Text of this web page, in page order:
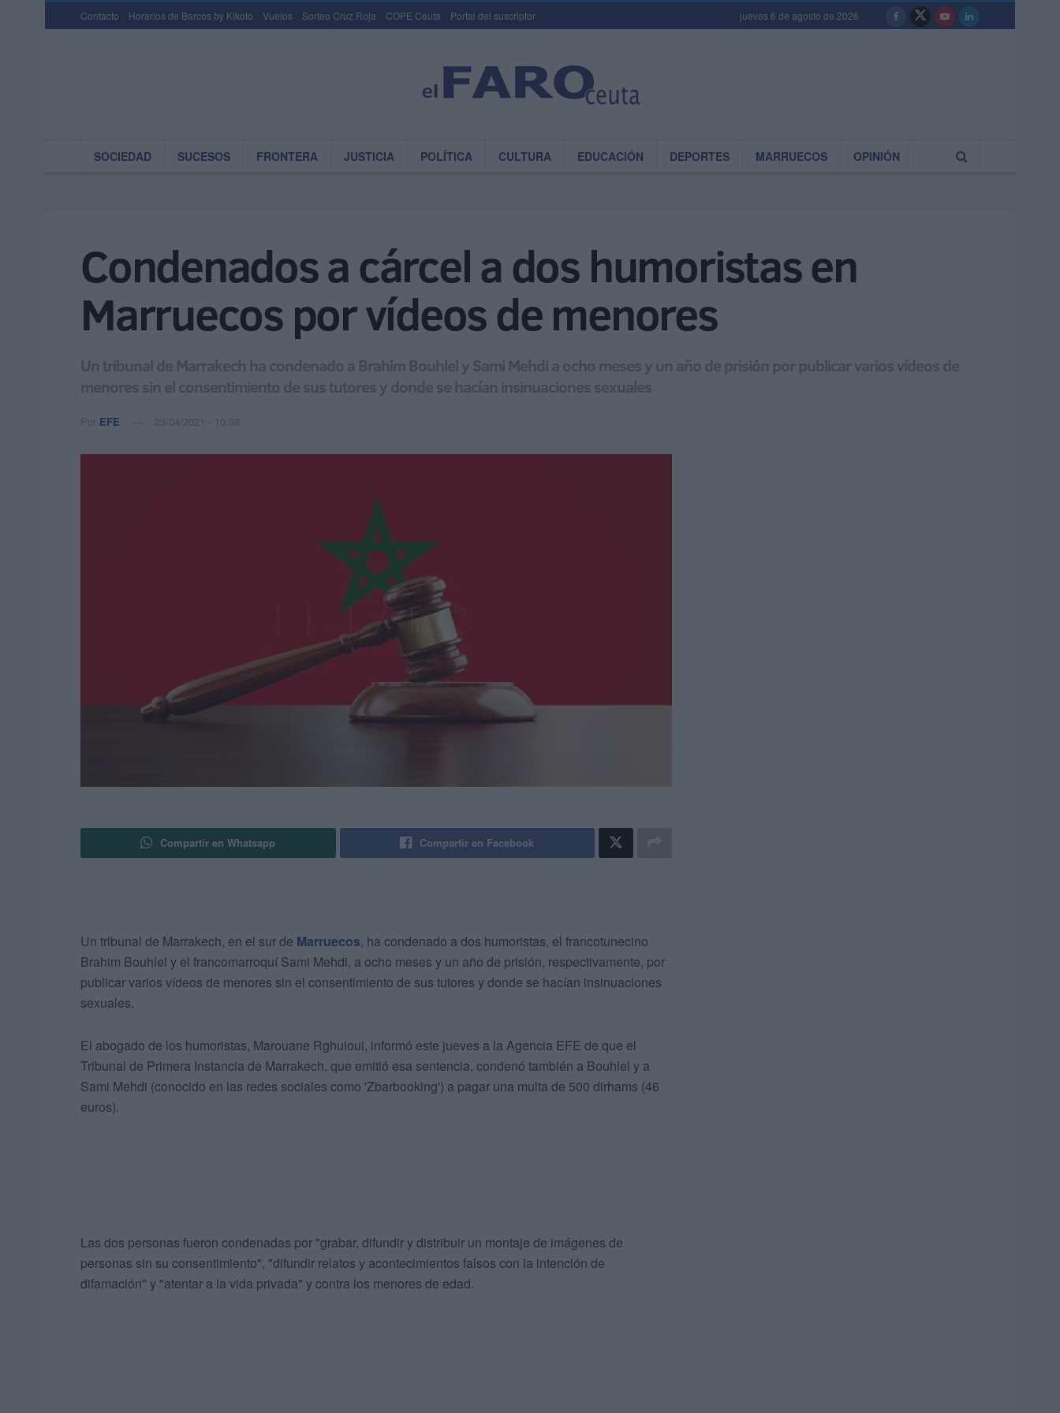
Contacto Horarios de Barcos by Kikoto Vuelos Sorteo Cruz Roja COPE Ceuta Portal del suscriptor jueves 6 de agosto de 2026
SOCIEDAD SUCESOS FRONTERA JUSTICIA POLÍTICA CULTURA EDUCACIÓN DEPORTES MARRUECOS OPINIÓN
Condenados a cárcel a dos humoristas en
Marruecos por vídeos de menores
Un tribunal de Marrakech ha condenado a Brahim Bouhlel y Sami Mehdi a ocho meses y un año de prisión por publicar varios vídeos de
menores sin el consentimiento de sus tutores y donde se hacían insinuaciones sexuales
Por EFE 23/04/2021 - 10:38
Compartir en Whatsapp Compartir en Facebook
Un tribunal de Marrakech, en el sur de Marruecos, ha condenado a dos humoristas, el francotunecino
Brahim Bouhlel y el francomarroquí Sami Mehdi, a ocho meses y un año de prisión, respectivamente, por
publicar varios vídeos de menores sin el consentimiento de sus tutores y donde se hacían insinuaciones
sexuales.
El abogado de los humoristas, Marouane Rghuioui, informó este jueves a la Agencia EFE de que el
Tribunal de Primera Instancia de Marrakech, que emitió esa sentencia, condenó también a Bouhlel y a
Sami Mehdi (conocido en las redes sociales como 'Zbarbooking') a pagar una multa de 500 dirhams (46
euros).
Las dos personas fueron condenadas por "grabar, difundir y distribuir un montaje de imágenes de
personas sin su consentimiento", "difundir relatos y acontecimientos falsos con la intención de
difamación" y "atentar a la vida privada" y contra los menores de edad.